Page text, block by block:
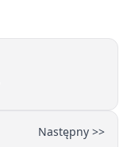
Następny >>